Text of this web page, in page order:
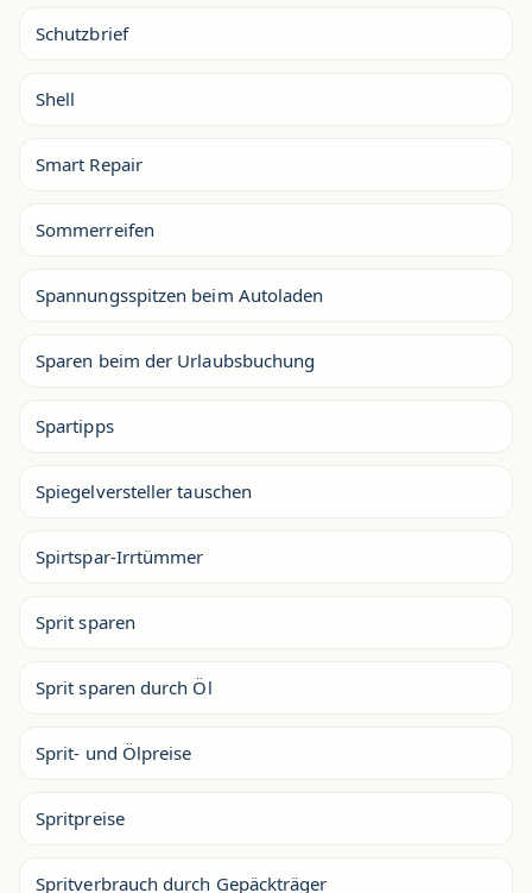
Schutzbrief
Shell
Smart Repair
Sommerreifen
Spannungsspitzen beim Autoladen
Sparen beim der Urlaubsbuchung
Spartipps
Spiegelversteller tauschen
Spirtspar-Irrtümmer
Sprit sparen
Sprit sparen durch Öl
Sprit- und Ölpreise
Spritpreise
Spritverbrauch durch Gepäckträger